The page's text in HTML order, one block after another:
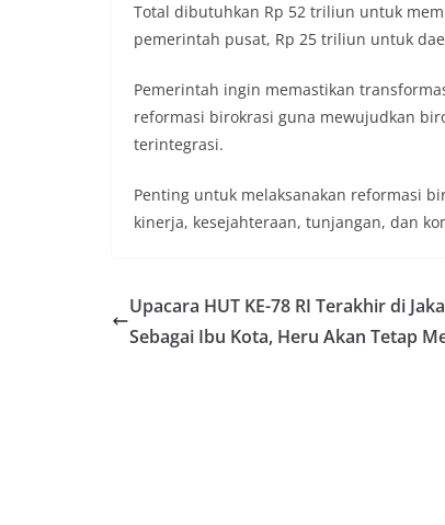
Total dibutuhkan Rp 52 triliun untuk
pemerintah pusat, Rp 25 triliun untuk
Pemerintah ingin memastikan
reformasi birokrasi guna mewujudkan
terintegrasi.
Penting untuk melaksanakan reformasi
kinerja, kesejahteraan, tunjangan, dan
Upacara HUT KE-78 RI Terakhir di
Sebagai Ibu Kota, Heru Akan Tetap